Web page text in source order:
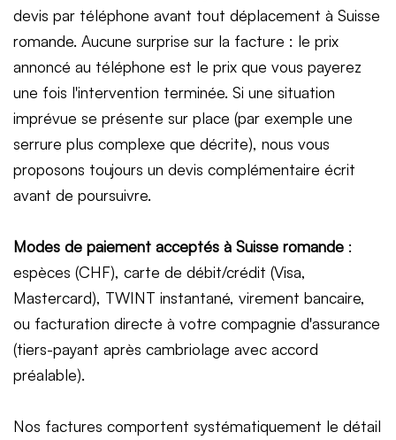
devis par téléphone avant tout déplacement à Suisse
romande. Aucune surprise sur la facture : le prix
annoncé au téléphone est le prix que vous payerez
une fois l'intervention terminée. Si une situation
imprévue se présente sur place (par exemple une
serrure plus complexe que décrite), nous vous
proposons toujours un devis complémentaire écrit
avant de poursuivre.
Modes de paiement acceptés à Suisse romande :
espèces (CHF), carte de débit/crédit (Visa,
Mastercard), TWINT instantané, virement bancaire,
ou facturation directe à votre compagnie d'assurance
(tiers-payant après cambriolage avec accord
préalable).
Nos factures comportent systématiquement le détail